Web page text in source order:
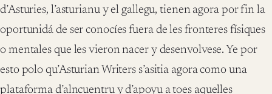
d’Asturies, l’asturianu y el gallegu, tienen agora por fin la
oportunidá de ser conocíes fuera de les fronteres físiques
o mentales que les vieron nacer y desenvolvese. Ye por
esto polo qu’Asturian Writers s’asitia agora como una
plataforma d’alncuentru y d’apoyu a toes aquelles